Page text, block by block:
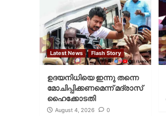
Latest News Flash Story
ഉദയനിധിയെ ഇന്നു തന്നെ
മോചിപ്പിക്കണമെന്ന് മദ്രാസ്
ഹൈക്കോടതി
August 4, 2026 0